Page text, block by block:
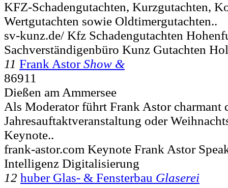
KFZ-Schadengutachten, Kurzgutachten,
Wertgutachten sowie Oldtimergutachten..
sv-kunz.de/ Kfz Schadengutachten
Sachverständigenbüro Kunz Gutachten
11 Frank Astor Show &
86911
Dießen am Ammersee
Als Moderator führt Frank Astor charmant
Jahresauftaktveranstaltung oder
Keynote..
frank-astor.com Keynote Frank Astor
Intelligenz Digitalisierung
12 huber Glas- & Fensterbau Glaserei